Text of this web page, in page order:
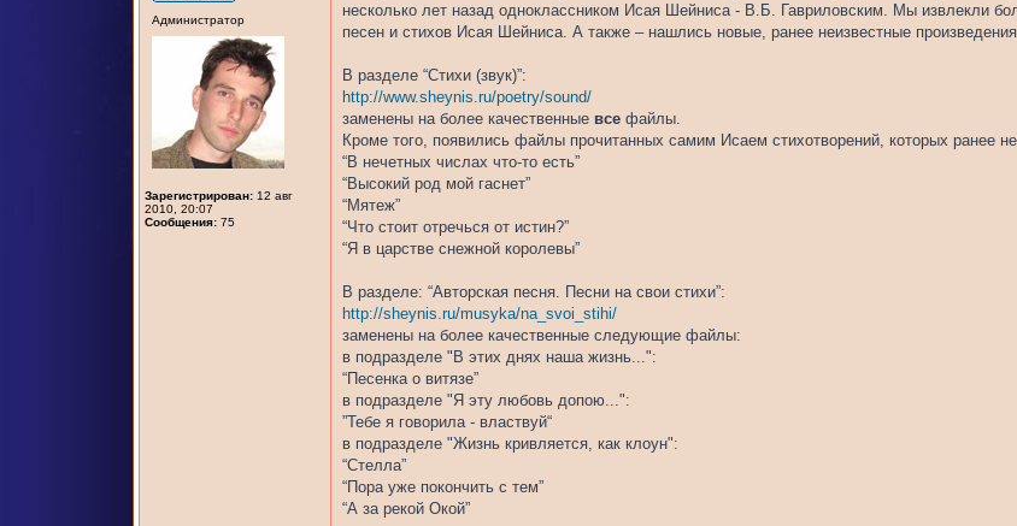
Администратор
Зарегистрирован: 12 авг
2010, 20:07
Сообщения: 75
несколько лет назад одноклассником Исая Шейниса - В.Б. Гавриловским. Мы извлекли
песен и стихов Исая Шейниса. А также – нашлись новые, ранее неизвестные
В разделе “Стихи (звук)”:
http://www.sheynis.ru/poetry/sound/
заменены на более качественные все файлы.
Кроме того, появились файлы прочитанных самим Исаем стихотворений, которых ранее
“В нечетных числах что-то есть”
“Высокий род мой гаснет”
“Мятеж”
“Что стоит отречься от истин?”
“Я в царстве снежной королевы”
В разделе: “Авторская песня. Песни на свои стихи”:
http://sheynis.ru/musyka/na_svoi_stihi/
заменены на более качественные следующие файлы:
в подразделе "В этих днях наша жизнь...":
“Песенка о витязе”
в подразделе "Я эту любовь допою...":
”Тебе я говорила - властвуй“
в подразделе "Жизнь кривляется, как клоун":
“Стелла”
“Пора уже покончить с тем”
“А за рекой Окой”